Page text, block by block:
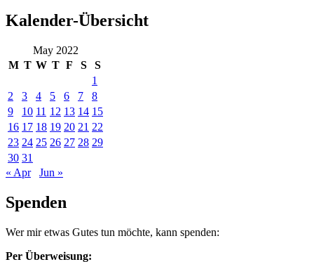
Kalender-Übersicht
May 2022
M T W T F S
S
1
2
3 4 5 6 7
8
9
10 11 12 13 14 15
16 17 18 19 20 21 22
23 24 25 26 27 28 29
30 31
« Apr
Jun »
Spenden
Wer mir etwas Gutes tun möchte, kann spenden:
Per Überweisung: